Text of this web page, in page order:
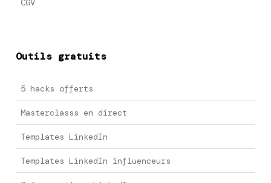
CGV
Outils gratuits
5 hacks offerts
Masterclasss en direct
Templates LinkedIn
Templates LinkedIn influenceurs